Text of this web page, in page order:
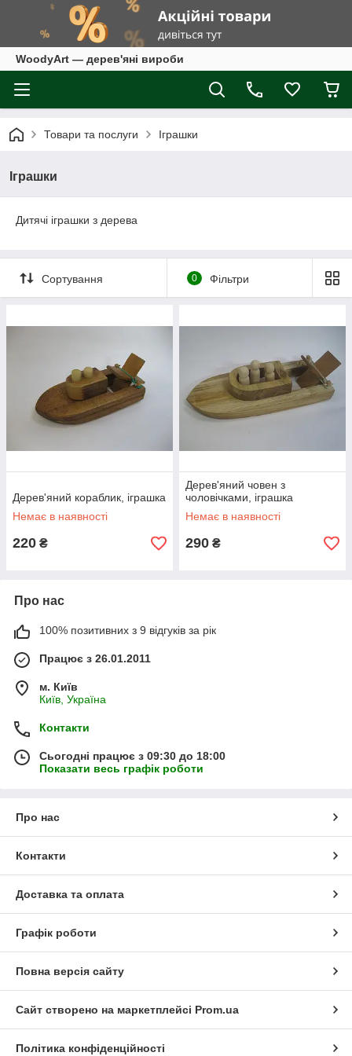
WoodyArt — дерев'яні вироби
Товари та послуги Іграшки
Іграшки
Дитячі іграшки з дерева
Сортування 0 Фільтри
Дерев'яний кораблик, іграшка
Немає в наявності
220 ₴
Дерев'яний човен з
чоловічками, іграшка
Немає в наявності
290 ₴
Про нас
100% позитивних з 9 відгуків за рік
Працює з 26.01.2011
м. Київ
Київ, Україна
Контакти
Сьогодні працює з 09:30 до 18:00
Показати весь графік роботи
Про нас
Контакти
Доставка та оплата
Графік роботи
Повна версія сайту
Сайт створено на маркетплейсі Prom.ua
Політика конфіденційності